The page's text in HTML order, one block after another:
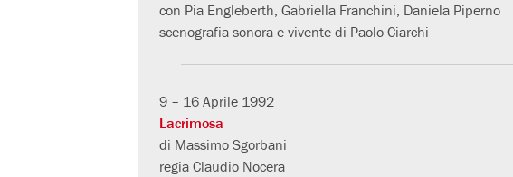
con Pia Engleberth, Gabriella Franchini, Daniela Piperno
scenografia sonora e vivente di Paolo Ciarchi
9 – 16 Aprile 1992
Lacrimosa
di Massimo Sgorbani
regia Claudio Nocera